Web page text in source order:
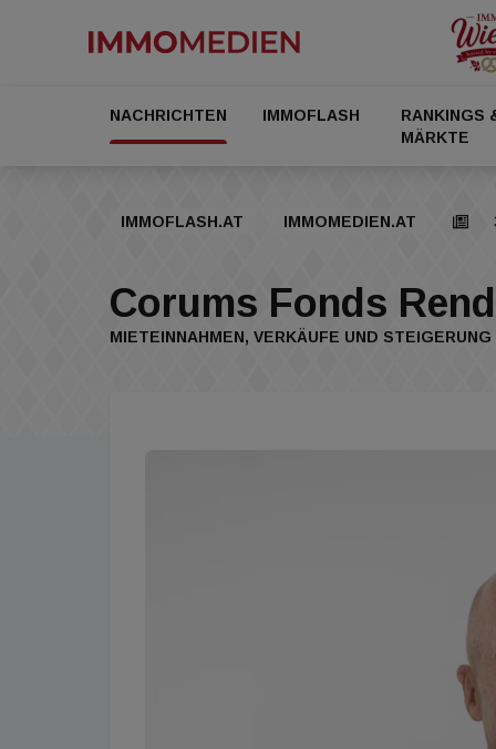
NACHRICHTEN IMMOFLASH
RANKINGS
MÄRKTE
IMMOFLASH.AT IMMOMEDIEN.AT
Corums Fonds
MIETEINNAHMEN, VERKÄUFE UND